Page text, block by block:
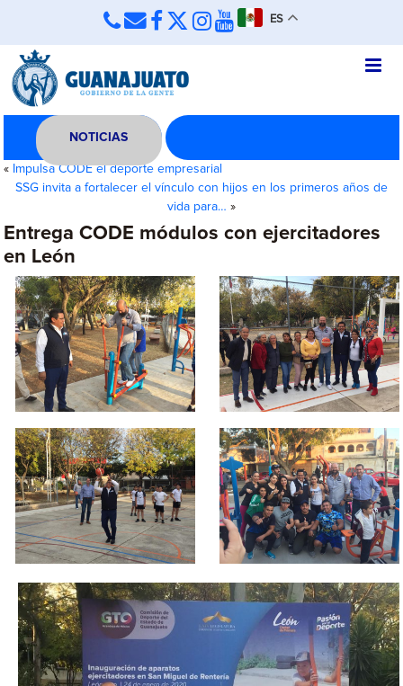
ES
NOTICIAS
« Impulsa CODE el deporte empresarial
SSG invita a fortalecer el vínculo con hijos en los primeros años de
vida para… »
Entrega CODE módulos con ejercitadores
en León